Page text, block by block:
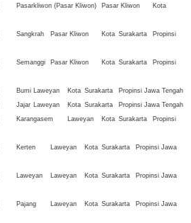
Pasarkliwon (Pasar Kliwon) Pasar Kliwon
Kota
Sangkrah Pasar Kliwon Kota Surakarta
Propinsi
Semanggi Pasar Kliwon Kota Surakarta
Propinsi
Bumi Laweyan Kota Surakarta
Propinsi Jawa Tengah
Jajar Laweyan Kota Surakarta
Propinsi Jawa Tengah
Karangasem Laweyan Kota Surakarta
Propinsi
Kerten Laweyan Kota Surakarta
Propinsi Jawa
Laweyan Laweyan Kota Surakarta
Propinsi Jawa
Pajang Laweyan Kota Surakarta
Propinsi Jawa